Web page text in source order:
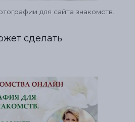
для сайта знакомств.
сделать